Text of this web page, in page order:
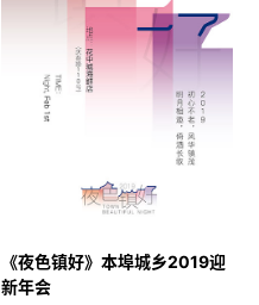
《夜色镇好》本埠城乡2019迎
新年会